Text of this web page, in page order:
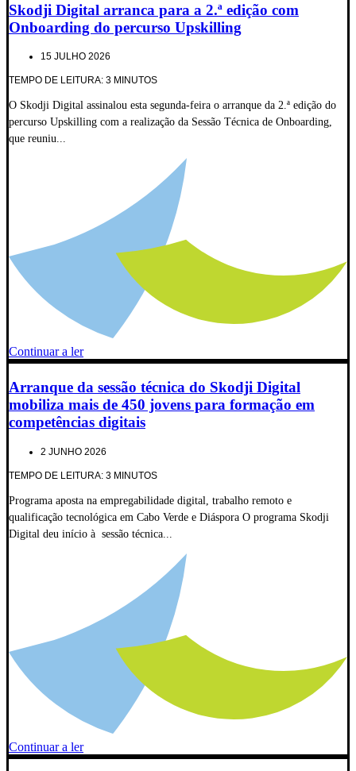
Skodji Digital arranca para a 2.ª edição com
Onboarding do percurso Upskilling
15 JULHO 2026
TEMPO DE LEITURA: 3 MINUTOS
O Skodji Digital assinalou esta segunda-feira o arranque da 2.ª edição do
percurso Upskilling com a realização da Sessão Técnica de Onboarding,
que reuniu...
Continuar a ler
Arranque da sessão técnica do Skodji Digital
mobiliza mais de 450 jovens para formação em
competências digitais
2 JUNHO 2026
TEMPO DE LEITURA: 3 MINUTOS
Programa aposta na empregabilidade digital, trabalho remoto e
qualificação tecnológica em Cabo Verde e Diáspora O programa Skodji
Digital deu início à sessão técnica...
Continuar a ler